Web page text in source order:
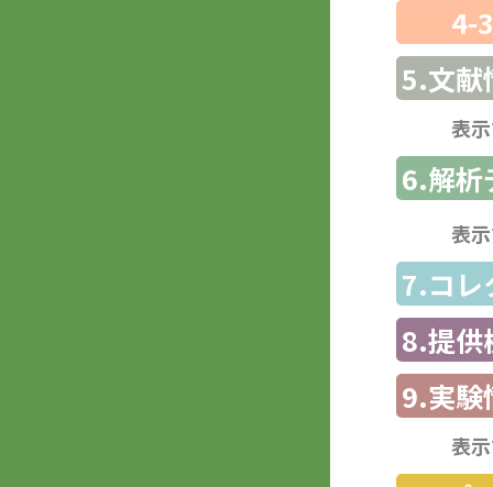
4-
5.文献
表
6.解析
表
7.コレ
8.提供
9.実験
表